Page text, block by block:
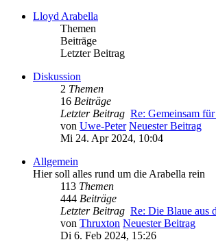
Lloyd Arabella
Themen
Beiträge
Letzter Beitrag
Diskussion
2 Themen
16 Beiträge
Letzter Beitrag Re: Gemeinsam
von Uwe-Peter Neuester Beitrag
Mi 24. Apr 2024, 10:04
Allgemein
Hier soll alles rund um die Arabella rein
113 Themen
444 Beiträge
Letzter Beitrag Re: Die Blaue aus
von Thruxton Neuester Beitrag
Di 6. Feb 2024, 15:26